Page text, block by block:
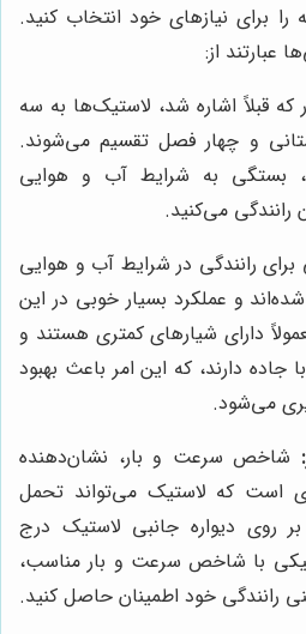
را برای نیازهای خود انتخاب کنید.
عبارتند از:
که قبلاً اشاره شد، لاستیک‌ها به سه
و چهار فصل تقسیم می‌شوند.
بستگی به شرایط آب و هوایی
رانندگی می‌کنید.
رانندگی در شرایط آب و هوایی
و عملکرد بسیار خوبی در این
دارای شیارهای کمتری هستند و
دارند، که این امر باعث بهبود
می‌شود.
شاخص سرعت و بار، نشان‌دهنده
است که لاستیک می‌تواند تحمل
روی دیواره جانبی لاستیک درج
با شاخص سرعت و بار مناسب،
رانندگی خود اطمینان حاصل کنید.